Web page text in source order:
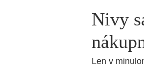
Nivy
Len v